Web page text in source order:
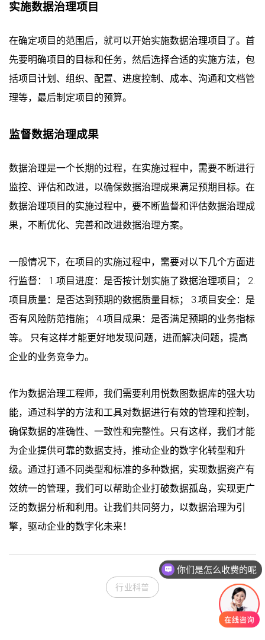
实施数据治理项目
在确定项目的范围后，就可以开始实施数据治理项目了。首
先要明确项目的目标和任务，然后选择合适的实施方法，包
括项目计划、组织、配置、进度控制、成本、沟通和文档管
理等，最后制定项目的预算。
监督数据治理成果
数据治理是一个长期的过程，在实施过程中，需要不断进行
监控、评估和改进，以确保数据治理成果满足预期目标。在
数据治理项目的实施过程中，要不断监督和评估数据治理成
果，不断优化、完善和改进数据治理方案。
一般情况下，在项目的实施过程中，需要对以下几个方面进
行监督： 1.项目进度：是否按计划实施了数据治理项目； 2.
项目质量：是否达到预期的数据质量目标； 3.项目安全：是
否有风险防范措施； 4.项目成果：是否满足预期的业务指标
等。 只有这样才能更好地发现问题，进而解决问题，提高
企业的业务竞争力。
作为数据治理工程师，我们需要利用悦数图数据库的强大功
能，通过科学的方法和工具对数据进行有效的管理和控制，
确保数据的准确性、一致性和完整性。只有这样，我们才能
为企业提供可靠的数据支持，推动企业的数字化转型和升
级。通过打通不同类型和标准的多种数据，实现数据资产有
效统一的管理，我们可以帮助企业打破数据孤岛，实现更广
泛的数据分析和利用。让我们共同努力，以数据治理为引
擎，驱动企业的数字化未来！
行业科普
你们是怎么收费的呢